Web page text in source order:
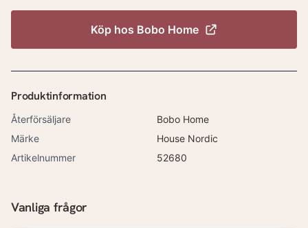
Köp hos Bobo Home
Produktinformation
Återförsäljare
Bobo Home
Märke
House Nordic
Artikelnummer
52680
Vanliga frågor